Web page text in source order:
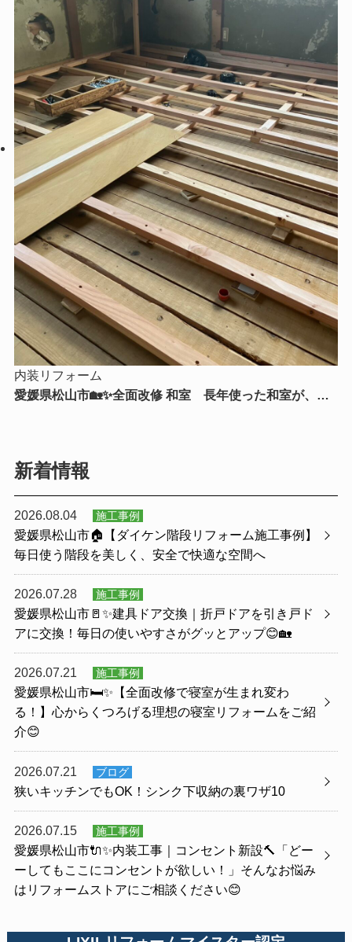
内装リフォーム
愛媛県松山市🏡✨全面改修 和室 長年使った和室が、新
新着情報
2026.08.04 施工事例
愛媛県松山市🏠【ダイケン階段リフォーム施工事例】
毎日使う階段を美しく、安全で快適な空間へ
2026.07.28 施工事例
愛媛県松山市🚪✨建具ドア交換｜折戸ドアを引き戸ド
アに交換！毎日の使いやすさがグッとアップ😊🏡
2026.07.21 施工事例
愛媛県松山市🛏️✨【全面改修で寝室が生まれ変わ
る！】心からくつろげる理想の寝室リフォームをご紹
介😊
2026.07.21 ブログ
狭いキッチンでもOK！シンク下収納の裏ワザ10
2026.07.15 施工事例
愛媛県松山市🔌✨内装工事｜コンセント新設🔨「どー
ーしてもここにコンセントが欲しい！」そんなお悩み
はリフォームストアにご相談ください😊